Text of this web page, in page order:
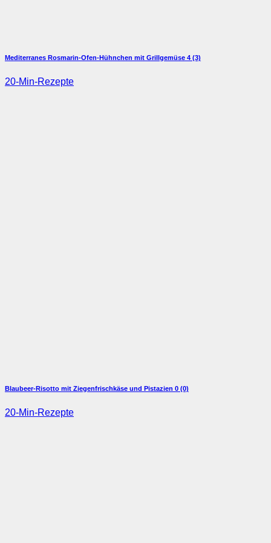
Mediterranes Rosmarin-Ofen-Hühnchen mit Grillgemüse 4 (3)
20-Min-Rezepte
Blaubeer-Risotto mit Ziegenfrischkäse und Pistazien 0 (0)
20-Min-Rezepte